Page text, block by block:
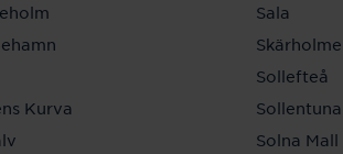
Kurva
Sala
Sollefteå
Sollentuna
Solna